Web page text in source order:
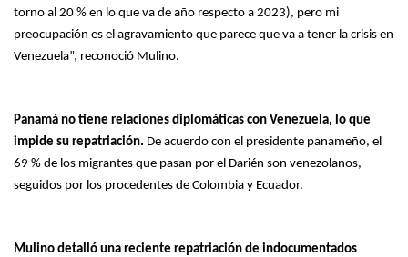
torno al 20 % en lo que va de año respecto a 2023), pero mi
preocupación es el agravamiento que parece que va a tener la crisis en
Venezuela”, reconoció Mulino.
Panamá no tiene relaciones diplomáticas con Venezuela, lo que
impide su repatriación. De acuerdo con el presidente panameño, el
69 % de los migrantes que pasan por el Darién son venezolanos,
seguidos por los procedentes de Colombia y Ecuador.
Mulino detalló una reciente repatriación de indocumentados